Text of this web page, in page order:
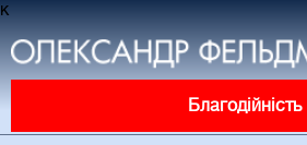
к
Благодійність